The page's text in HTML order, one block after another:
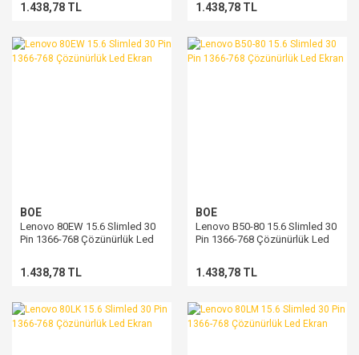
1.438,78 TL 1.438,78 TL
BOE
Lenovo 80EW 15.6 Slimled 30
Pin 1366-768 Çözünürlük Led
1.438,78 TL
BOE
Lenovo B50-80 15.6 Slimled 30
Pin 1366-768 Çözünürlük Led
1.438,78 TL